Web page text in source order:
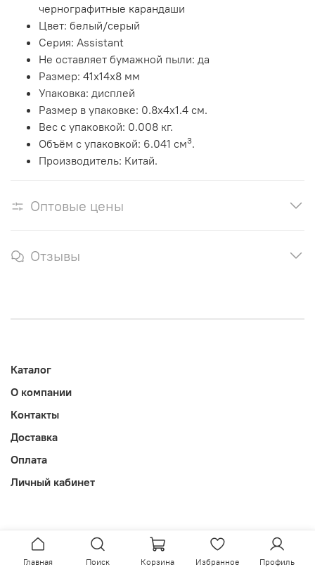
чернографитные карандаши
Цвет: белый/серый
Серия: Assistant
Не оставляет бумажной пыли: да
Размер: 41х14х8 мм
Упаковка: дисплей
Размер в упаковке: 0.8x4x1.4 см.
Вес с упаковкой: 0.008 кг.
Объём с упаковкой: 6.041 см3.
Производитель: Китай.
Оптовые цены
Отзывы
Каталог
О компании
Контакты
Доставка
Оплата
Личный кабинет
Главная Поиск Корзина Избранное Профиль